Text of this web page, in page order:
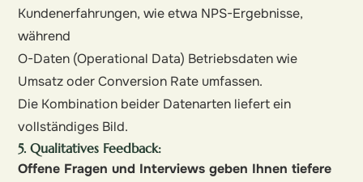
Kundenerfahrungen, wie etwa NPS-Ergebnisse,
während
O-Daten (Operational Data) Betriebsdaten wie
Umsatz oder Conversion Rate umfassen.
Die Kombination beider Datenarten liefert ein
vollständiges Bild.
5. Qualitatives Feedback:
Offene Fragen und Interviews geben Ihnen tiefere